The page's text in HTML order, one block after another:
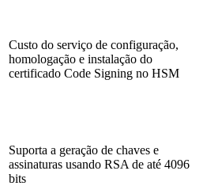
Custo do serviço de configuração,
homologação e instalação do
certificado Code Signing no HSM
Suporta a geração de chaves e
assinaturas usando RSA de até 4096
bits